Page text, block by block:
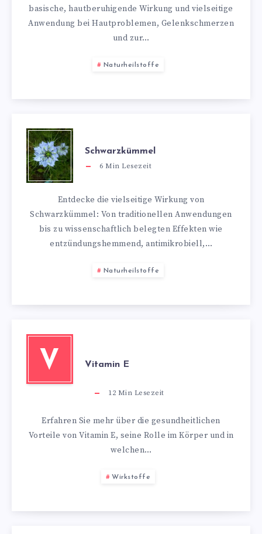
basische, hautberuhigende Wirkung und vielseitige
Anwendung bei Hautproblemen, Gelenkschmerzen
und zur…
Naturheilstoffe
Schwarzkümmel
6 Min Lesezeit
Entdecke die vielseitige Wirkung von
Schwarzkümmel: Von traditionellen Anwendungen
bis zu wissenschaftlich belegten Effekten wie
entzündungshemmend, antimikrobiell,…
Naturheilstoffe
V Vitamin E
12 Min Lesezeit
Erfahren Sie mehr über die gesundheitlichen
Vorteile von Vitamin E, seine Rolle im Körper und in
welchen…
Wirkstoffe